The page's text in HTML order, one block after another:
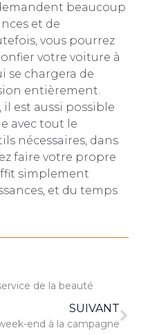
beaucoup
et de
vous pourrez
votre voiture à
se chargera de
entièrement.
il est aussi possible
avec tout le
nécessaires, dans
faire votre propre
simplement
et du temps
de la beauté
SUIVANT
end à la campagne